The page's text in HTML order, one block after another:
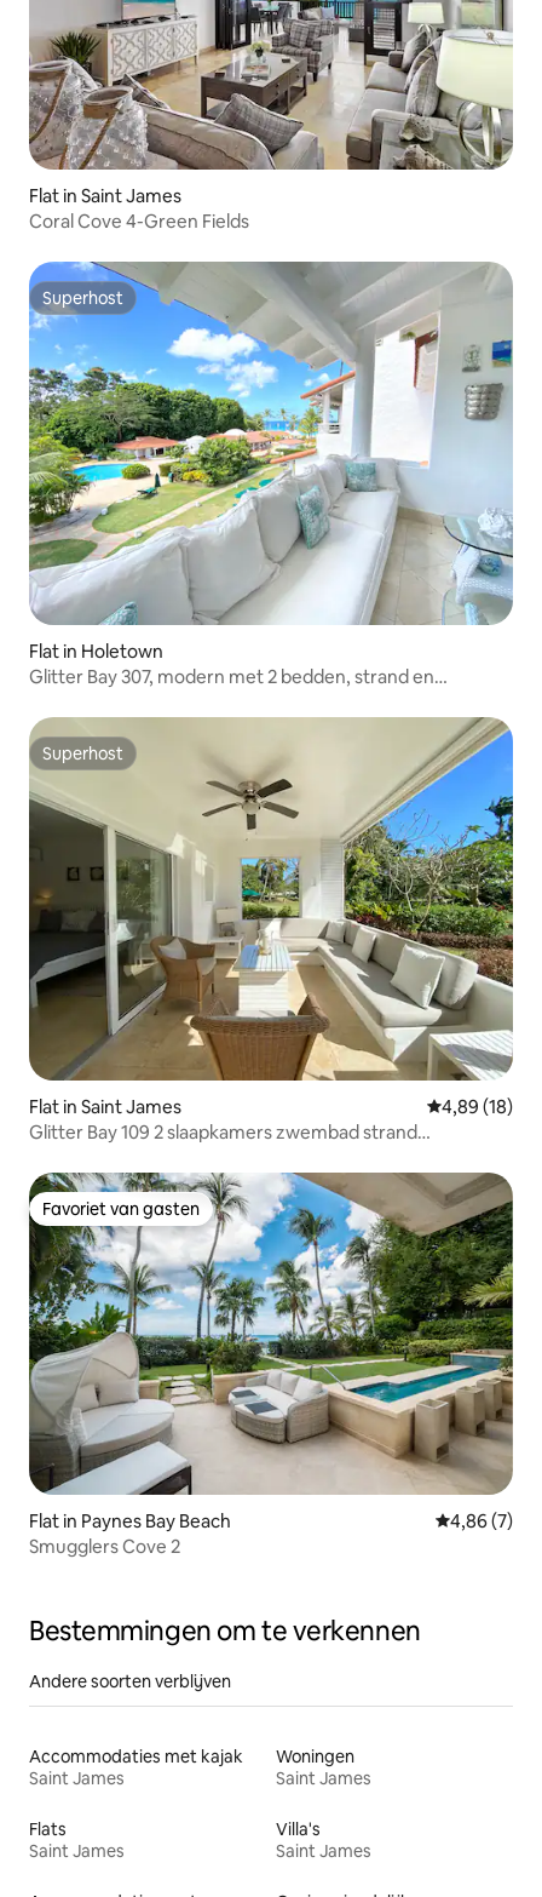
Flat in Saint James
Coral Cove 4-Green Fields
Superhost
Superhost
Flat in Holetown
Glitter Bay 307, modern met 2 bedden, strand en
Superhost
Superhost
Flat in Saint James Gemiddelde
4,89 (18)
Glitter Bay 109 2 slaapkamers zwembad strand
Favoriet van gasten
Favoriet van gasten
Flat in Paynes Bay Beach Gemiddelde
4,86 (7)
Smugglers Cove 2
Bestemmingen om te verkennen
Andere soorten verblijven
Accommodaties met kajak
Saint James
Woningen
Saint James
Flats
Saint James
Villa's
Saint James